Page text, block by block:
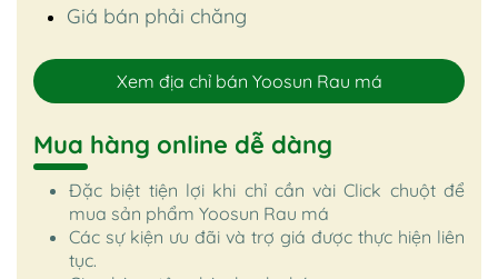
Giá bán phải chăng
Xem địa chỉ bán Yoosun Rau má
Mua hàng online dễ dàng
Đặc biệt tiện lợi khi chỉ cần vài Click chuột để
mua sản phẩm Yoosun Rau má
Các sự kiện ưu đãi và trợ giá được thực hiện liên
tục.